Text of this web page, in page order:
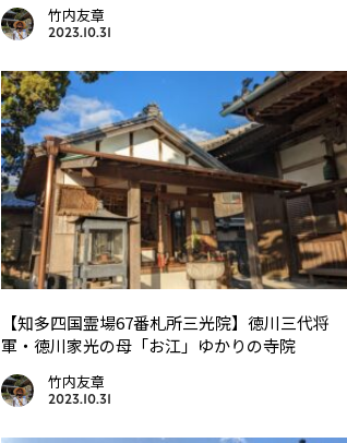
竹内友章
2023.10.31
【知多四国霊場67番札所三光院】徳川三代将
軍・徳川家光の母「お江」ゆかりの寺院
竹内友章
2023.10.31